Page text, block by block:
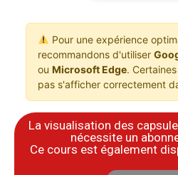
Pour une expérience
recommandons d'utiliser
ou Microsoft Edge.
pas s'afficher correctement
La visualisation des
nécessite un
​Ce cours est également